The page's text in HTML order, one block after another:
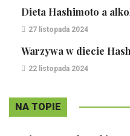
Dieta Hashimoto a
27 listopada 2024
Warzywa w diecie
22 listopada 2024
NA TOPIE